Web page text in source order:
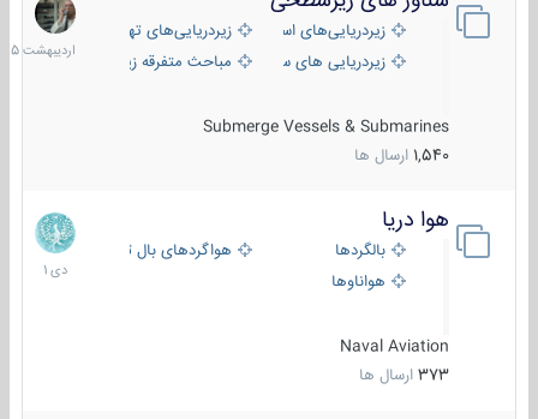
زیردریایی‌های استراتژیکزیردریایی‌های تهاجمی
زیردریایی های سبک
مباحث متفرقه زیرسطحی
Submerge Vessels & Submarines
1,540 ارسال ها
1405
هوا دریا
بالگردها
هواگردهای بال ثابت
هواناوها
Naval Aviation
373 ارسال ها
12
دی
1401